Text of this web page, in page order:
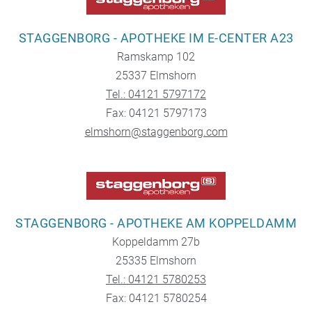
STAGGENBORG - APOTHEKE IM E-CENTER A23
Ramskamp 102
25337 Elmshorn
Tel.: 04121 5797172
Fax: 04121 5797173
elmshorn@staggenborg.com
STAGGENBORG - APOTHEKE AM KOPPELDAMM
Koppeldamm 27b
25335 Elmshorn
Tel.: 04121 5780253
Fax: 04121 5780254